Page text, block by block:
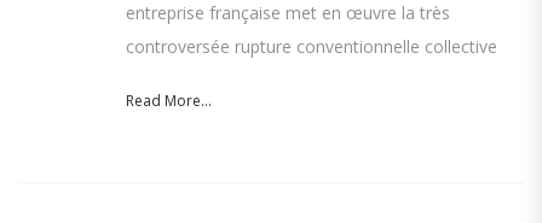
entreprise française met en œuvre la très
controversée rupture conventionnelle collective
Read More...